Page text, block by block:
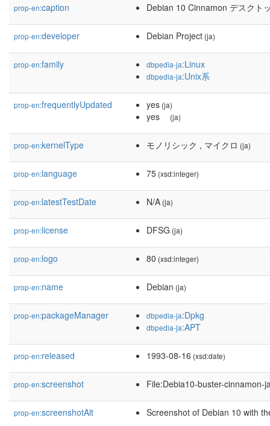
prop-en:caption Debian 10 Cinnamon デスクト
prop-en:developer Debian Project (ja)
prop-en:family dbpedia-ja:Linux
dbpedia-ja:Unix系
prop-en:frequentlyUpdated yes (ja)
yes (ja)
prop-en:kernelType モノリシック , マイクロ (ja)
prop-en:language 75 (xsd:integer)
prop-en:latestTestDate N/A (ja)
prop-en:license DFSG (ja)
prop-en:logo 80 (xsd:integer)
prop-en:name Debian (ja)
prop-en:packageManager dbpedia-ja:Dpkg
dbpedia-ja:APT
prop-en:released 1993-08-16 (xsd:date)
prop-en:screenshot File:Debia10-buster-cinnamon-
prop-en:screenshotAlt Screenshot of Debian 10 with